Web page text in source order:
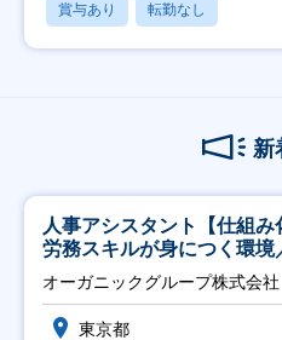
賞与あり 転勤なし
新
人事アシスタント【仕組み
労務スキルが身につく環
会社】
オーガニックグループ株式会社
東京都